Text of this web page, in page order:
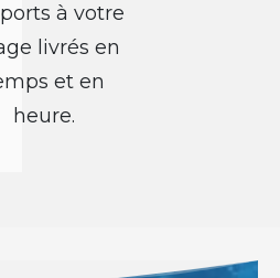
à votre
livrés en
et en
heure.